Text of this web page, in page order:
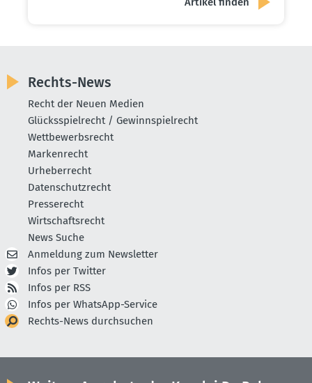
Rechts-News
Recht der Neuen Medien
Glücksspielrecht / Gewinnspielrecht
Wettbewerbsrecht
Markenrecht
Urheberrecht
Datenschutzrecht
Presserecht
Wirtschaftsrecht
News Suche
Anmeldung zum Newsletter
Infos per Twitter
Infos per RSS
Infos per WhatsApp-Service
Rechts-News durchsuchen